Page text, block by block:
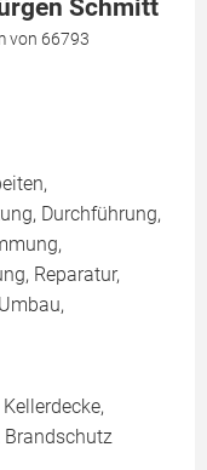
Schmitt
von 66793
Durchführung,
Reparatur,
Brandschutz